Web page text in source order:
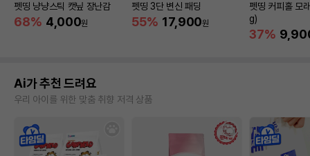
펫띵 냥냥스틱 캣닢 장난감
68% 4,000원
펫띵 3단 변신 패딩
55% 17,900원
펫띵 커피홀 모
g)
37%
Ai가 추천 드려요
우리 아이를 위한 맞춤 취향 저격 상품